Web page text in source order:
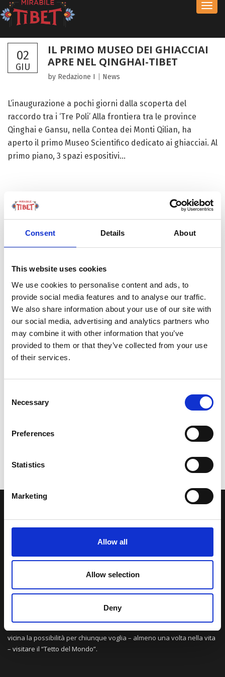
Consent Details About
This website uses cookies
We use cookies to personalise content and ads, to
provide social media features and to analyse our traffic.
We also share information about your use of our site with
our social media, advertising and analytics partners who
may combine it with other information that you’ve
provided to them or that they’ve collected from your use
of their services.
Selection
Necessary
Preferences
Statistics
Marketing
Allow all
Allow selection
Deny
02
GIU
IL PRIMO MUSEO DEI GHIACCIAI
APRE NEL QINGHAI-TIBET
by Redazione I News
L’inaugurazione a pochi giorni dalla scoperta del
raccordo tra i ‘Tre Poli’ Alla frontiera tra le province
Qinghai e Gansu, nella Contea dei Monti Qilian, ha
aperto il primo Museo Scientifico dedicato ai ghiacciai. Al
primo piano, 3 spazi espositivi...
FOCUS TIBET
Una comunità di appassionati della cultura tibetana che hanno
avuto modo di viaggiare e conoscere questa meravigliosa regione.
paesaggi e la sua gente è capace di riempire il cuore.
vicina la possibilità per chiunque voglia – almeno una volta nella vita
– visitare il “Tetto del Mondo”.